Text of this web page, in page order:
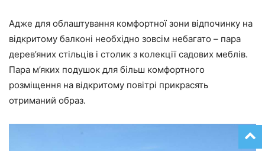
Адже для облаштування комфортної зони відпочинку на
відкритому балконі необхідно зовсім небагато – пара
дерев’яних стільців і столик з колекції садових меблів.
Пара м’яких подушок для більш комфортного
розміщення на відкритому повітрі прикрасять
отриманий образ.